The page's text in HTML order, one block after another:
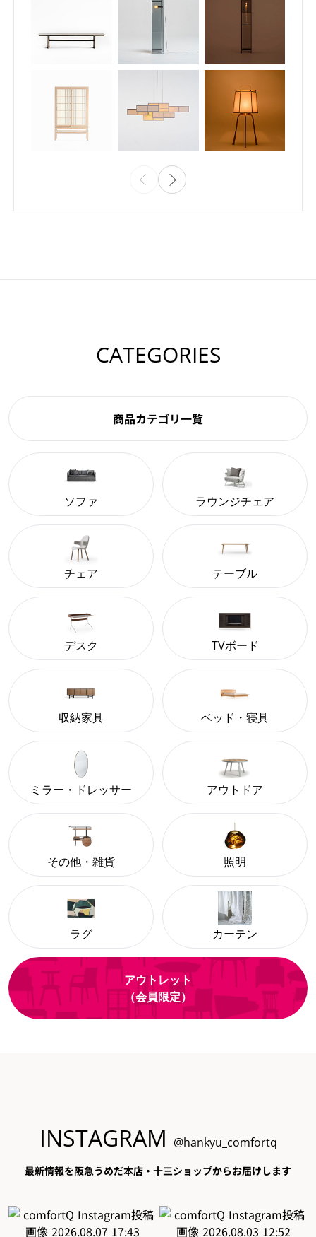
CATEGORIES
商品カテゴリ一覧
ソファ ラウンジチェア
チェア テーブル
デスク TVボード
収納家具 ベッド・寝具
ミラー・ドレッサー アウトドア
その他・雑貨 照明
ラグ カーテン
アウトレット
（会員限定）
INSTAGRAM @hankyu_comfortq
最新情報を阪急うめだ本店・十三ショップからお届けします